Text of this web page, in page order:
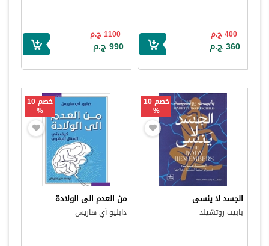
400 ج.م
360 ج.م
1100 ج.م
990 ج.م
خصم 10
%
الجسد لا ينسى
بابيت روتشيلد
خصم 10
%
من العدم الى الولادة
دابليو أي هاريس